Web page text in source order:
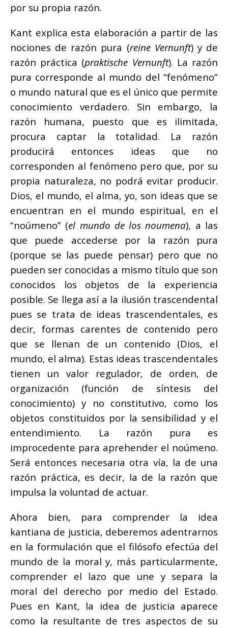
por su propia razón.
Kant explica esta elaboración a partir de las
nociones de razón pura (reine Vernunft) y de
razón práctica (praktische Vernunft). La razón
pura corresponde al mundo del “fenómeno”
o mundo natural que es el único que permite
conocimiento verdadero. Sin embargo, la
razón humana, puesto que es ilimitada,
procura captar la totalidad. La razón
producirá entonces ideas que no
corresponden al fenómeno pero que, por su
propia naturaleza, no podrá evitar producir.
Dios, el mundo, el alma, yo, son ideas que se
encuentran en el mundo espiritual, en el
“noúmeno” (el mundo de los noumena), a las
que puede accederse por la razón pura
(porque se las puede pensar) pero que no
pueden ser conocidas a mismo título que son
conocidos los objetos de la experiencia
posible. Se llega así a la ilusión trascendental
pues se trata de ideas trascendentales, es
decir, formas carentes de contenido pero
que se llenan de un contenido (Dios, el
mundo, el alma). Estas ideas trascendentales
tienen un valor regulador, de orden, de
organización (función de síntesis del
conocimiento) y no constitutivo, como los
objetos constituidos por la sensibilidad y el
entendimiento. La razón pura es
improcedente para aprehender el noúmeno.
Será entonces necesaria otra vía, la de una
razón práctica, es decir, la de la razón que
impulsa la voluntad de actuar.
Ahora bien, para comprender la idea
kantiana de justicia, deberemos adentrarnos
en la formulación que el filósofo efectúa del
mundo de la moral y, más particularmente,
comprender el lazo que une y separa la
moral del derecho por medio del Estado.
Pues en Kant, la idea de justicia aparece
como la resultante de tres aspectos de su